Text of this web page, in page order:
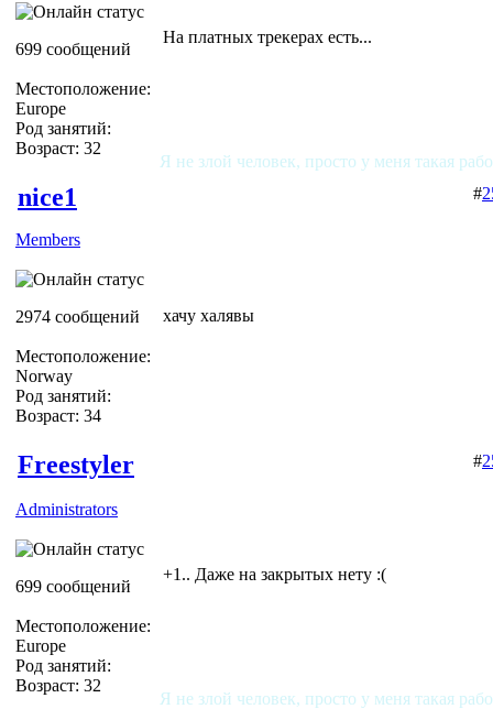
699 сообщений
Местоположение:
Europe
Род занятий:
Возраст: 32
На платных трекерах есть...
Я не злой человек, просто у меня такая
nice1
Members
2974 сообщений
Местоположение:
Norway
Род занятий:
Возраст: 34
#
хачу халявы
Freestyler
Administrators
699 сообщений
Местоположение:
Europe
Род занятий:
Возраст: 32
#
+1.. Даже на закрытых нету :(
Я не злой человек, просто у меня такая